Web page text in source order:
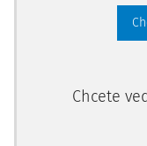
Chcete